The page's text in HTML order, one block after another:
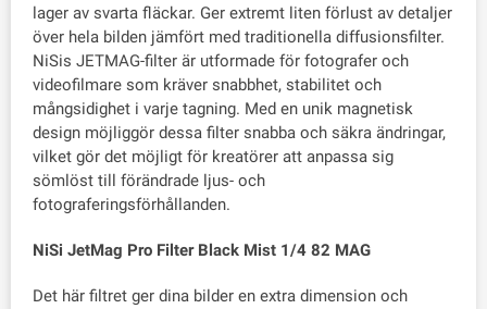
lager av svarta fläckar. Ger extremt liten förlust av detaljer
över hela bilden jämfört med traditionella diffusionsfilter.
NiSis JETMAG-filter är utformade för fotografer och
videofilmare som kräver snabbhet, stabilitet och
mångsidighet i varje tagning. Med en unik magnetisk
design möjliggör dessa filter snabba och säkra ändringar,
vilket gör det möjligt för kreatörer att anpassa sig
sömlöst till förändrade ljus- och
fotograferingsförhållanden.
NiSi JetMag Pro Filter Black Mist 1/4 82 MAG
Det här filtret ger dina bilder en extra dimension och